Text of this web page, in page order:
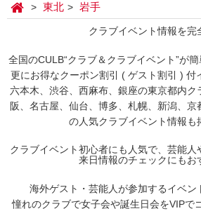
東北 岩手
クラブイベント情報を完
全国のCULB“クラブ＆クラブイベント”が
更にお得なクーポン割引 ( ゲスト割引 ) 付
六本木、渋谷、西麻布、銀座の東京都内
阪、名古屋、仙台、博多、札幌、新潟、京
の人気クラブイベント情報も
クラブイベント初心者にも人気で、芸能
来日情報のチェックにもお
海外ゲスト・芸能人が参加するイベン
憧れのクラブで女子会や誕生日会をVIPで